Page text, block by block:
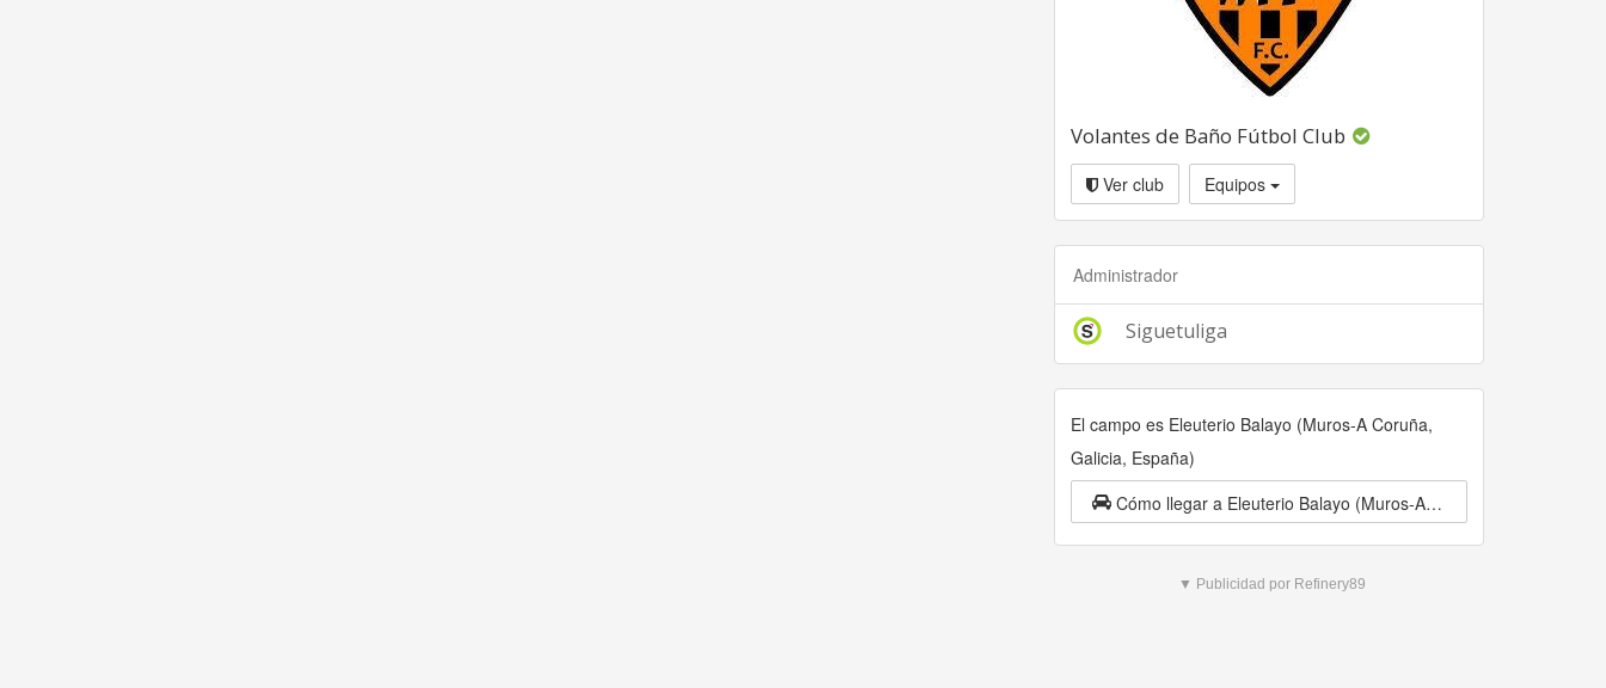
Volantes de Baño Fútbol Club
Ver club Equipos
Administrador
Siguetuliga
El campo es Eleuterio Balayo (Muros-A Coruña,
Galicia, España)
Cómo llegar a Eleuterio Balayo (Muros-A Coruña, Galicia, España)
▼ Publicidad por Refinery89